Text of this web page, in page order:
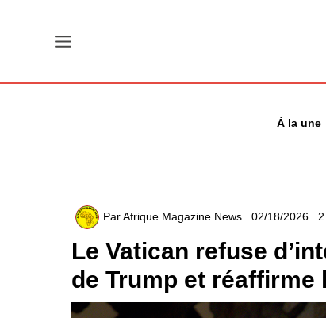
À la une
ParAfrique Magazine News 02/18/2026
Le Vatican refuse
de Trump et réaffirme